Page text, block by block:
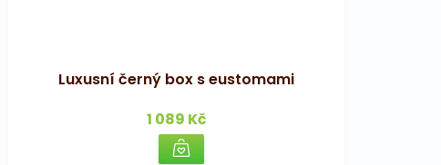
Luxusní černý box s eustomami
1 089 Kč